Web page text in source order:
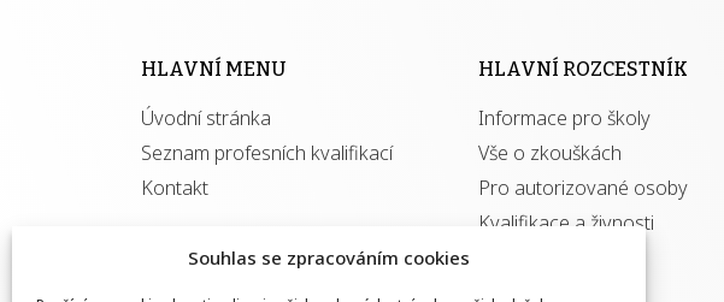
Souhlas se zpracováním cookies
kvalifikací jisté
získávání
autorizací?
HLAVNÍ MENU
Úvodní stránka
Seznam profesních kvalifikací
Kontakt
HLAVNÍ ROZCESTNÍK
Informace pro školy
Vše o zkouškách
Pro autorizované osoby
Kvalifikace a živnosti